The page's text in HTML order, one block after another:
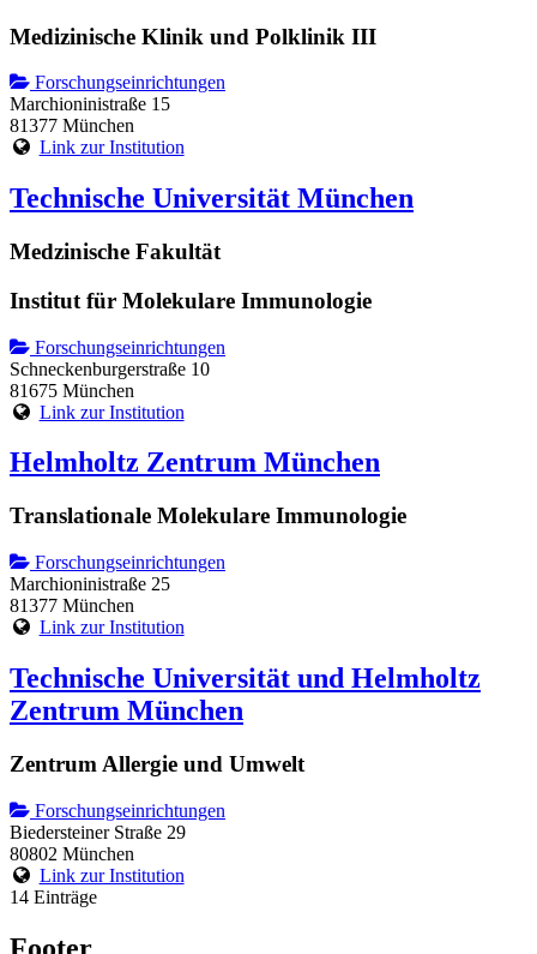
Medizinische Klinik und Polklinik III
Forschungseinrichtungen
Marchioninistraße 15
81377 München
Link zur Institution
Technische Universität München
Medzinische Fakultät
Institut für Molekulare Immunologie
Forschungseinrichtungen
Schneckenburgerstraße 10
81675 München
Link zur Institution
Helmholtz Zentrum München
Translationale Molekulare Immunologie
Forschungseinrichtungen
Marchioninistraße 25
81377 München
Link zur Institution
Technische Universität und Helmholtz
Zentrum München
Zentrum Allergie und Umwelt
Forschungseinrichtungen
Biedersteiner Straße 29
80802 München
Link zur Institution
14 Einträge
Footer